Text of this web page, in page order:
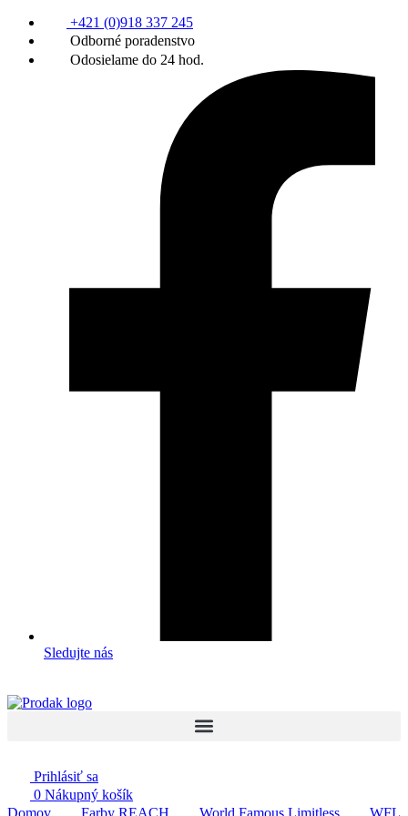
+421 (0)918 337 245
Odborné poradenstvo
Odosielame do 24 hod.
Sledujte nás
Prihlásiť sa
0 Nákupný košík